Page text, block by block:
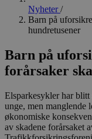
Nyheter/
Barn på
hundretusener
Barn på
forårsaker
Elsparkesykler har
unge, men
økonomiske
av skadene forårsaket